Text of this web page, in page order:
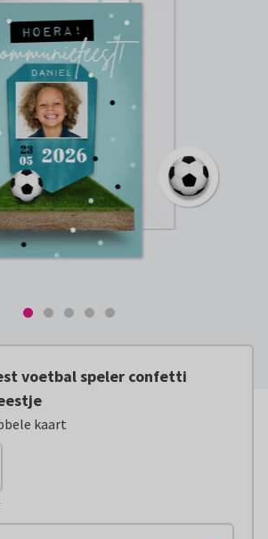
voetbal speler confetti
kaart